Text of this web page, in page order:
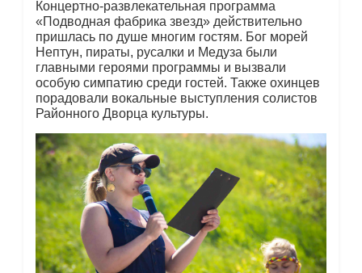
Концертно-развлекательная программа
«Подводная фабрика звезд» действительно
пришлась по душе многим гостям. Бог морей
Нептун, пираты, русалки и Медуза были
главными героями программы и вызвали
особую симпатию среди гостей. Также охинцев
порадовали вокальные выступления солистов
Районного Дворца культуры.